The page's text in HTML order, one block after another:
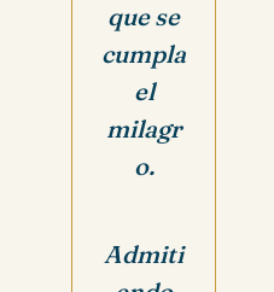
que se
cumpla
el
milagr
o.
Admiti